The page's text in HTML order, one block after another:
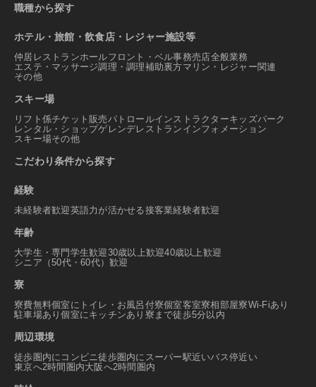
職種から探す
ホテル・旅館・飲食店・レジャー施設等
仲居 レストランホールフロント・ベル事務売店全般業務
エステ・マッサージ調理・調理補助裏方マリン・レジャー関連
その他
スキー場
リフト係チケット販売 パトロールインストラクターキッズパーク
レンタル・ショップゲレンデレストラン インフォメーション
スキー場その他
こだわり条件から探す
経験
未経験者歓迎英語力が活かせる接客業経験者歓迎
年齢
大学生・専門学生歓迎30歳以上歓迎40歳以上歓迎
シニア（50代・60代）歓迎
寮
寮費無料個室にトイレ・お風呂付寮個室客室寮相部屋寮Wi-Fiあり
駐車場あり個室にキッチンあり 寮まで徒歩5分以内
周辺環境
徒歩圏内にコンビニ徒歩圏内にスーパー駅近いバス停近い
東京へ2時間圏内大阪へ2時間圏内